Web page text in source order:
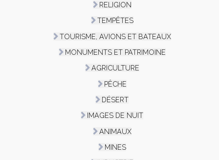
RELIGION
TEMPÊTES
TOURISME, AVIONS ET BATEAUX
MONUMENTS ET PATRIMOINE
AGRICULTURE
PÊCHE
DÉSERT
IMAGES DE NUIT
ANIMAUX
MINES